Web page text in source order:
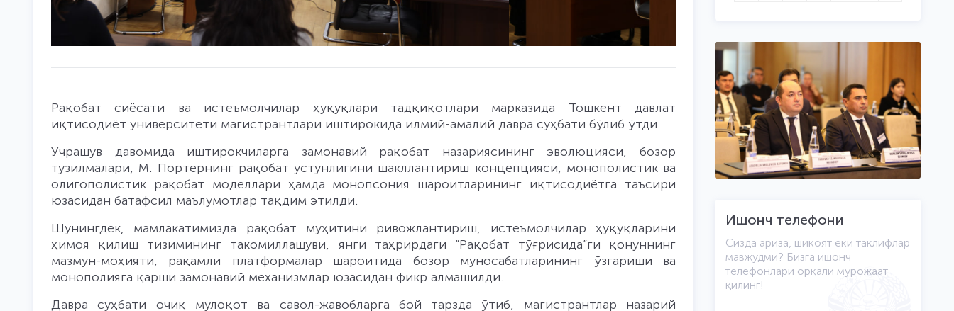
Рақобат сиёсати ва истеъмолчилар ҳуқуқлари тадқиқотлари марказида Тошкент давлат
иқтисодиёт университети магистрантлари иштирокида илмий-амалий давра суҳбати бўлиб ўтди.
Учрашув давомида иштирокчиларга замонавий рақобат назариясининг эволюцияси, бозор
тузилмалари, М. Портернинг рақобат устунлигини шакллантириш концепцияси, монополистик ва
олигополистик рақобат моделлари ҳамда монопсония шароитларининг иқтисодиётга таъсири
юзасидан батафсил маълумотлар тақдим этилди.
Шунингдек, мамлакатимизда рақобат муҳитини ривожлантириш, истеъмолчилар ҳуқуқларини
ҳимоя қилиш тизимининг такомиллашуви, янги таҳрирдаги “Рақобат тўғрисида”ги қонуннинг
мазмун-моҳияти, рақамли платформалар шароитида бозор муносабатларининг ўзгариши ва
монополияга қарши замонавий механизмлар юзасидан фикр алмашилди.
Давра суҳбати очиқ мулоқот ва савол-жавобларга бой тарзда ўтиб, магистрантлар назарий
Ишонч телефони
Сизда ариза, шикоят ёки таклифлар
мавжудми? Бизга ишонч
телефонлари орқали мурожаат
қилинг!